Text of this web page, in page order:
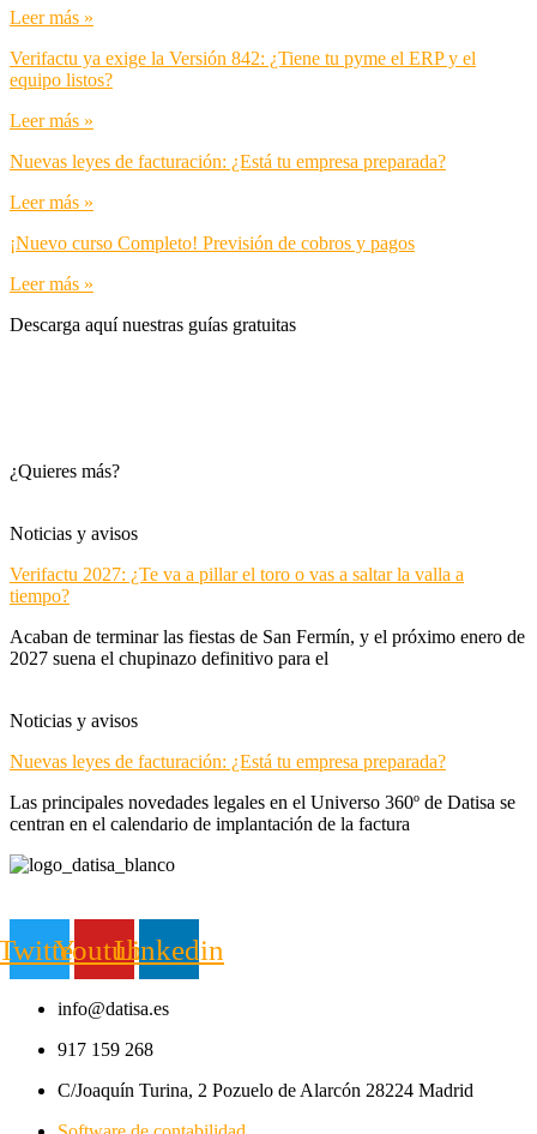
Leer más »
Verifactu ya exige la Versión 842: ¿Tiene tu pyme el ERP y el
equipo listos?
Leer más »
Nuevas leyes de facturación: ¿Está tu empresa preparada?
Leer más »
¡Nuevo curso Completo! Previsión de cobros y pagos
Leer más »
Descarga aquí nuestras guías gratuitas
¿Quieres más?
Noticias y avisos
Verifactu 2027: ¿Te va a pillar el toro o vas a saltar la valla a
tiempo?
Acaban de terminar las fiestas de San Fermín, y el próximo enero de
2027 suena el chupinazo definitivo para el
Noticias y avisos
Nuevas leyes de facturación: ¿Está tu empresa preparada?
Las principales novedades legales en el Universo 360º de Datisa se
centran en el calendario de implantación de la factura
YoutubeLinkedin
info@datisa.es
917 159 268
C/Joaquín Turina, 2 Pozuelo de Alarcón 28224 Madrid